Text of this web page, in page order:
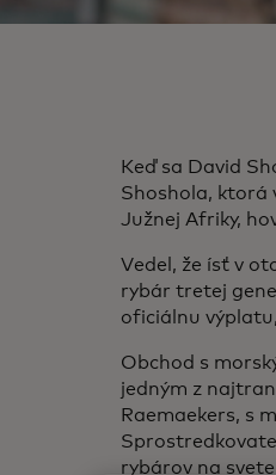
Keď sa David
Shoshola, ktorá
Južnej Afriky,
Vedel, že ísť v
rybár tretej
oficiálnu
Obchod s
jedným z
Raemaekers, s
rybárov na